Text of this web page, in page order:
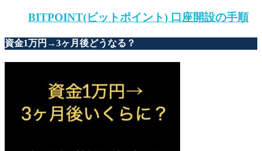
BITPOINT(ビットポイント) 口座開設の手順
資金1万円→3ヶ月後どうなる？